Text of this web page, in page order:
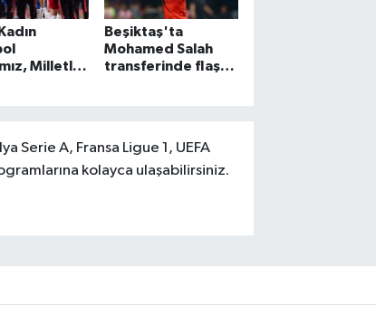
Milletler
Beşiktaş'ta
Mohamed Salah
transferinde flaş
Serie A, Fransa Ligue 1, UEFA
kolayca ulaşabilirsiniz.